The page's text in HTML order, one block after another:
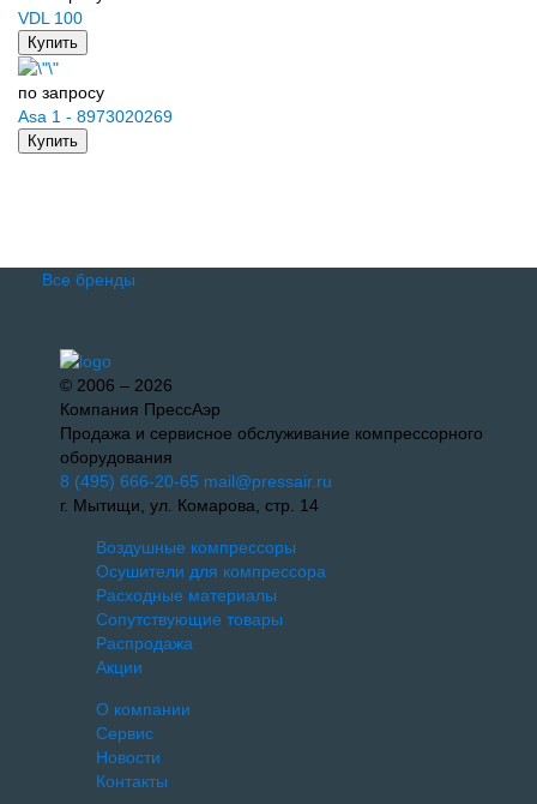
VDL 100
Купить
по запросу
Asa 1 - 8973020269
Купить
Все бренды
© 2006 – 2026
Компания ПрессАэр
Продажа и сервисное обслуживание компрессорного
оборудования
8 (495) 666-20-65 mail@pressair.ru
г. Мытищи, ул. Комарова, стр. 14
Воздушные компрессоры
Осушители для компрессора
Расходные материалы
Сопутствующие товары
Распродажа
Акции
О компании
Сервис
Новости
Контакты